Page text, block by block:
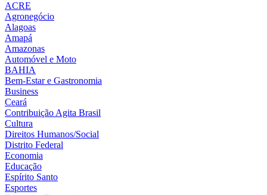
ACRE
Agronegócio
Alagoas
Amapá
Amazonas
Automóvel e Moto
BAHIA
Bem-Estar e Gastronomia
Business
Ceará
Contribuição Agita Brasil
Cultura
Direitos Humanos/Social
Distrito Federal
Economia
Educação
Espírito Santo
Esportes